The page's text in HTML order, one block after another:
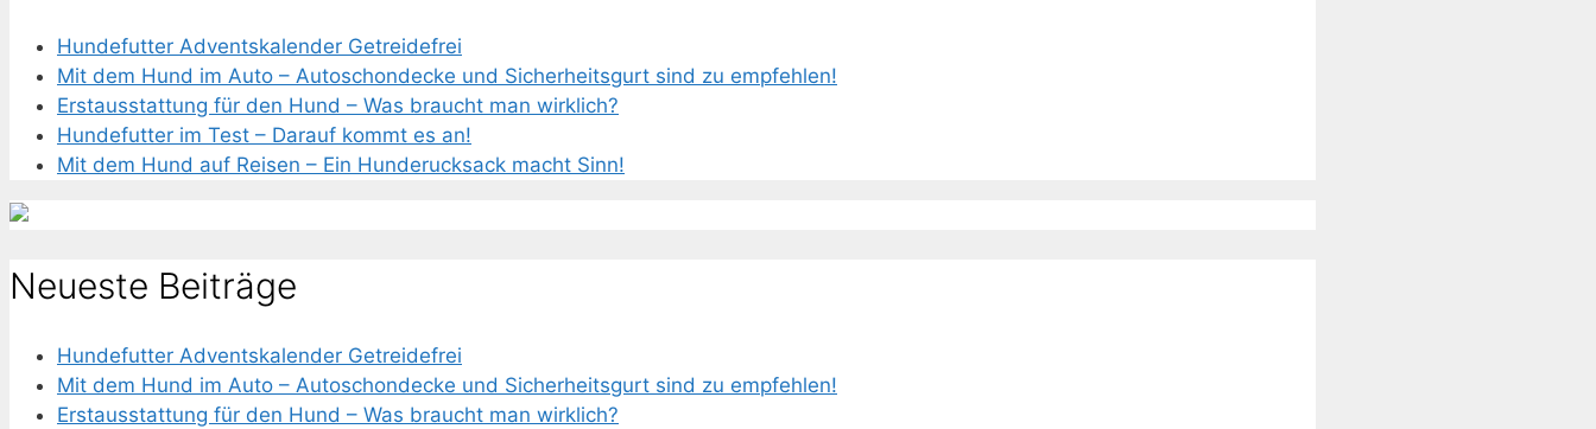
Hundefutter Adventskalender Getreidefrei
Mit dem Hund im Auto – Autoschondecke und Sicherheitsgurt sind zu empfehlen!
Erstausstattung für den Hund – Was braucht man wirklich?
Hundefutter im Test – Darauf kommt es an!
Mit dem Hund auf Reisen – Ein Hunderucksack macht Sinn!
Neueste Beiträge
Hundefutter Adventskalender Getreidefrei
Mit dem Hund im Auto – Autoschondecke und Sicherheitsgurt sind zu empfehlen!
Erstausstattung für den Hund – Was braucht man wirklich?